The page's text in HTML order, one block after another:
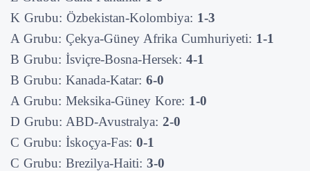
K Grubu: Özbekistan-Kolombiya: 1-3
A Grubu: Çekya-Güney Afrika Cumhuriyeti: 1-1
B Grubu: İsviçre-Bosna-Hersek: 4-1
B Grubu: Kanada-Katar: 6-0
A Grubu: Meksika-Güney Kore: 1-0
D Grubu: ABD-Avustralya: 2-0
C Grubu: İskoçya-Fas: 0-1
C Grubu: Brezilya-Haiti: 3-0